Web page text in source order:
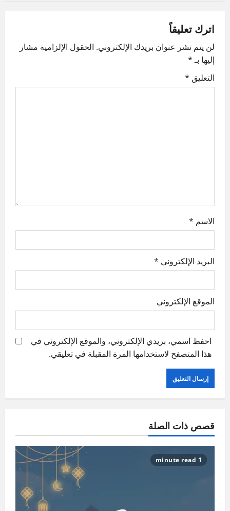
a
v
i
n
اترك تعليقاً
لن يتم نشر عنوان بريدك الإلكتروني. الحقول الإلزامية مشار
إليها بـ*
التعليق *
الاسم *
البريد الإلكتروني *
الموقع الإلكتروني
احفظ اسمي، بريدي الإلكتروني، والموقع الإلكتروني في
هذا المتصفح لاستخدامها المرة المقبلة في تعليقي.
قصص ذات الصلة
1 minute read